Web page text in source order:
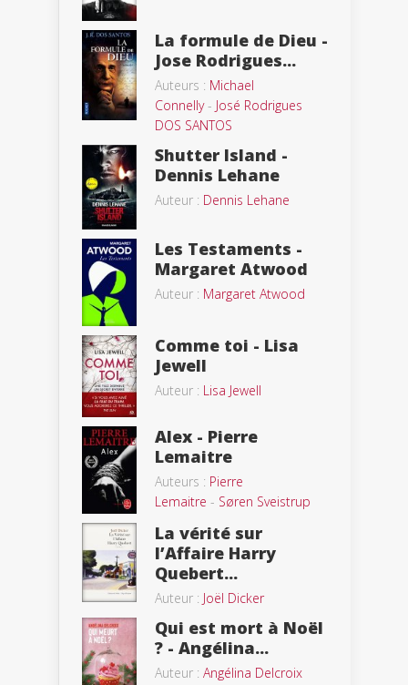
La formule de Dieu -
Jose Rodrigues...
Auteurs : Michael
Connelly- José Rodrigues
DOS SANTOS
Shutter Island -
Dennis Lehane
Auteur : Dennis Lehane
Les Testaments -
Margaret Atwood
Auteur : Margaret Atwood
Comme toi - Lisa
Jewell
Auteur : Lisa Jewell
Alex - Pierre
Lemaitre
Auteurs : Pierre
Lemaitre - Søren Sveistrup
La vérité sur
l’Affaire Harry
Quebert...
Auteur : Joël Dicker
Qui est mort à Noël
? - Angélina...
Auteur : Angélina Delcroix